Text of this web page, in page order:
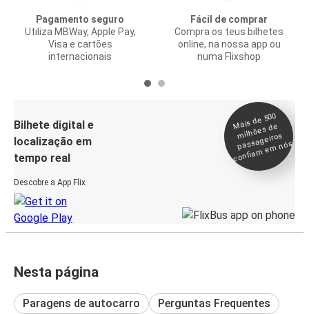
Pagamento seguro
Utiliza MBWay, Apple Pay,
Visa e cartões
internacionais
Fácil de comprar
Compra os teus bilhetes
online, na nossa app ou
numa Flixshop
Bilhete digital e
localização em
tempo real
Descobre a App Flix
Mais de 500
milhões de
passageiros
confia
m e
m nós
Nesta página
Paragens de autocarro Perguntas Frequentes